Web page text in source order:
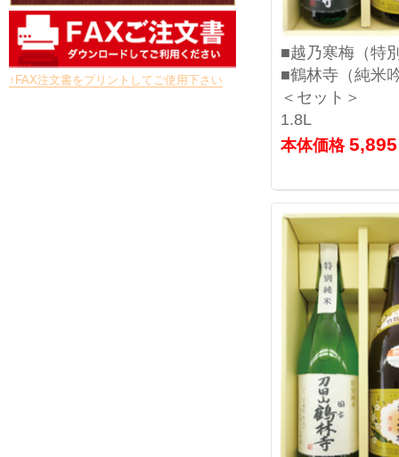
↑FAX注文書をプリントしてご使用下さい
■越乃寒梅（特
■鶴林寺（純米
＜セット＞
1.8L
本体価格